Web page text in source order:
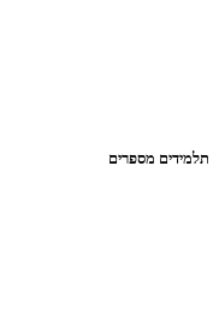
תלמידים מספרים